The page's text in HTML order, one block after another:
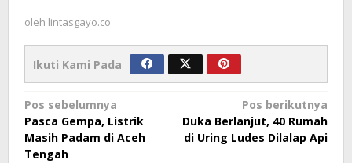
oleh lintasgayo.co
Ikuti Kami Pada
Navigasi
pos
Pos sebelumnya
Pasca Gempa, Listrik
Masih Padam di Aceh
Tengah
Pos berikutnya
Duka Berlanjut, 40 Rumah
di Uring Ludes Dilalap Api